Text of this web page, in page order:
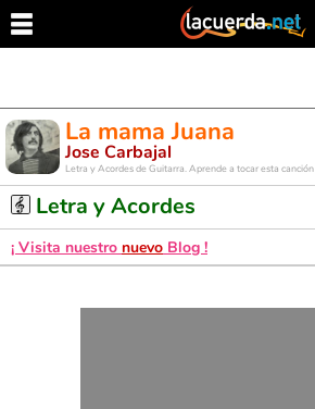
La mama Juana
Jose Carbajal
Letra y Acordes de Guitarra. Aprende a tocar esta canción
Letra y Acordes
¡ Visita nuestro nuevo Blog !